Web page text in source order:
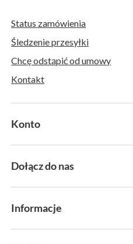
Status zamówienia
Śledzenie przesyłki
Chcę odstąpić od umowy
Kontakt
Konto
Dołącz do nas
Informacje